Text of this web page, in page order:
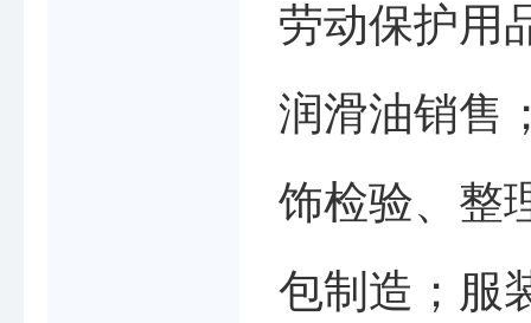
劳动保护用
润滑油销售
饰检验、整
包制造；服